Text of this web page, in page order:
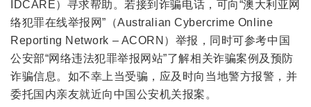
IDCARE）寻求帮助。若接到诈骗电话，可向“澳大利亚网
络犯罪在线举报网”（Australian Cybercrime Online
Reporting Network – ACORN）举报，同时可参考中国
公安部“网络违法犯罪举报网站”了解相关诈骗案例及预防
诈骗信息。如不幸上当受骗，应及时向当地警方报警，并
委托国内亲友就近向中国公安机关报案。